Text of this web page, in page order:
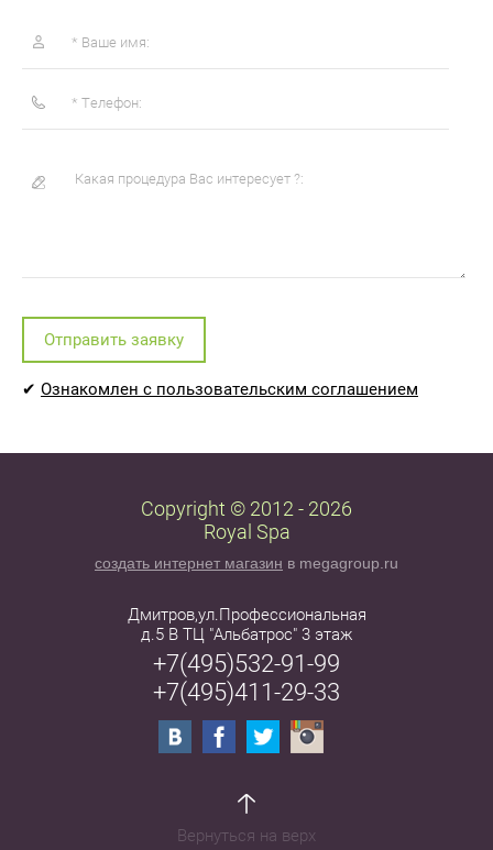
Отправить заявку
✔ Ознакомлен с пользовательским соглашением
Copyright © 2012 - 2026
Royal Spa
создать интернет магазин в megagroup.ru
Дмитров,ул.Профессиональная
д.5 В ТЦ "Альбатрос" 3 этаж
+7(495)532-91-99
+7(495)411-29-33
Вернуться на верх